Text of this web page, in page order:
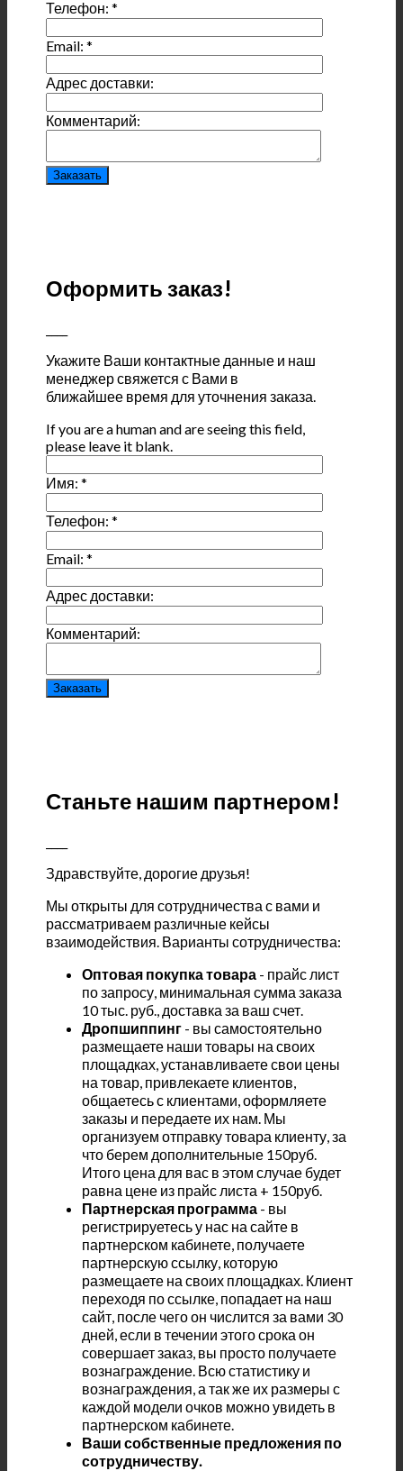
Телефон:*
Email:*
Адрес доставки:
Комментарий:
Оформить заказ!
Укажите Ваши контактные данные и наш
менеджер свяжется с Вами в
ближайшее время для уточнения заказа.
If you are a human and are seeing this field,
please leave it blank.
Имя:*
Телефон:*
Email:*
Адрес доставки:
Комментарий:
Станьте нашим партнером!
Здравствуйте, дорогие друзья!
Мы открыты для сотрудничества с вами и
рассматриваем различные кейсы
взаимодействия. Варианты сотрудничества:
Оптовая покупка товара - прайс лист
по запросу, минимальная сумма заказа
10 тыс. руб., доставка за ваш счет.
Дропшиппинг - вы самостоятельно
размещаете наши товары на своих
площадках, устанавливаете свои цены
на товар, привлекаете клиентов,
общаетесь с клиентами, оформляете
заказы и передаете их нам. Мы
организуем отправку товара клиенту, за
что берем дополнительные 150руб.
Итого цена для вас в этом случае будет
равна цене из прайс листа + 150руб.
Партнерская программа - вы
регистрируетесь у нас на сайте в
партнерском кабинете, получаете
партнерскую ссылку, которую
размещаете на своих площадках. Клиент
переходя по ссылке, попадает на наш
сайт, после чего он числится за вами 30
дней, если в течении этого срока он
совершает заказ, вы просто получаете
вознаграждение. Всю статистику и
вознаграждения, а так же их размеры с
каждой модели очков можно увидеть в
партнерском кабинете.
Ваши собственные предложения по
сотрудничеству.